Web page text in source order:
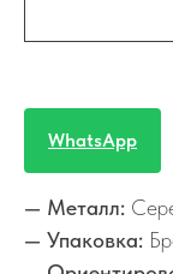
WhatsApp
— Металл:
— Упаковка: